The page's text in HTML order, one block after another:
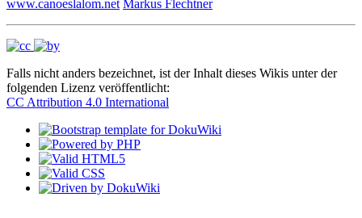
www.canoeslalom.net Markus Flechtner
Falls nicht anders bezeichnet, ist der Inhalt dieses Wikis unter der
folgenden Lizenz veröffentlicht:
CC Attribution 4.0 International